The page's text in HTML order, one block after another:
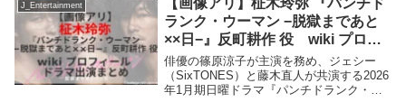
J_Entertainment
ランク・ウーマン −脱獄まであと
××日−』反町耕作 役 wiki プロフ
ィール ドラマ出演まとめ
俳優の篠原涼子が主演を務め、ジェシー
（SixTONES）と藤木直人が共演する2026
年1月期日曜ドラマ『パンチドランク・ウ